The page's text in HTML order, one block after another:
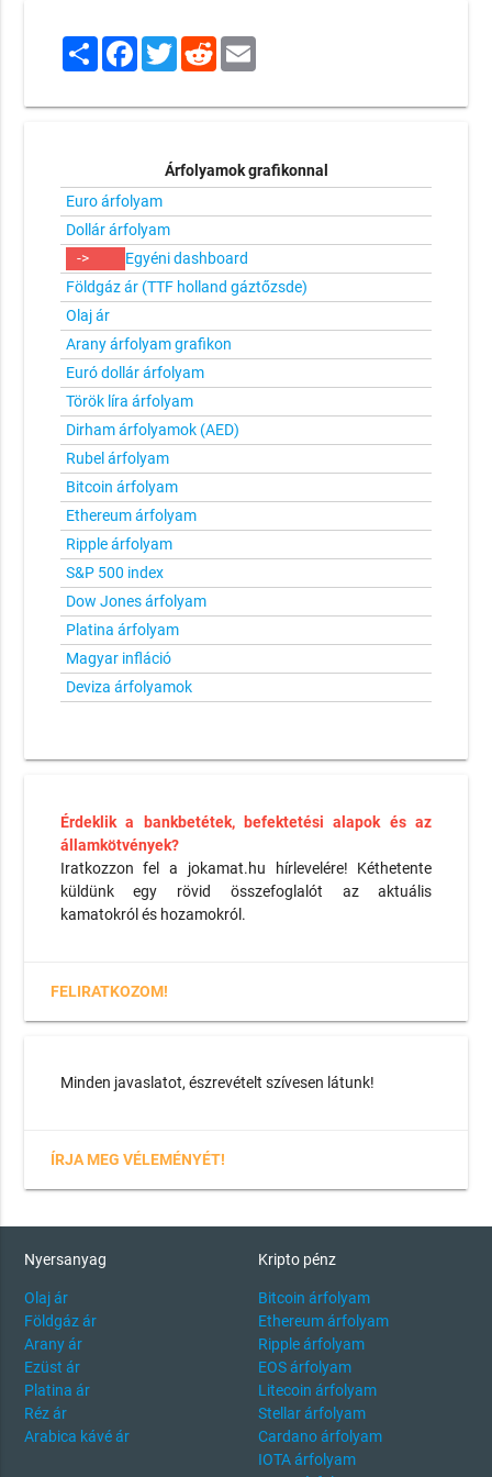
ShareFacebook
TwitterRedditEmail
Árfolyamok grafikonnal
Euro árfolyam
Dollár árfolyam
->
Egyéni dashboard
Földgáz ár (TTF holland gáztőzsde)
Olaj ár
Arany árfolyam grafikon
Euró dollár árfolyam
Török líra árfolyam
Dirham árfolyamok (AED)
Rubel árfolyam
Bitcoin árfolyam
Ethereum árfolyam
Ripple árfolyam
S&P 500 index
Dow Jones árfolyam
Platina árfolyam
Magyar infláció
Deviza árfolyamok
Érdeklik a bankbetétek, befektetési alapok és az
államkötvények?
Iratkozzon fel a jokamat.hu hírlevelére! Kéthetente
küldünk egy rövid összefoglalót az aktuális
kamatokról és hozamokról.
FELIRATKOZOM!
Minden javaslatot, észrevételt szívesen látunk!
ÍRJA MEG VÉLEMÉNYÉT!
Nyersanyag
Olaj ár
Földgáz ár
Arany ár
Ezüst ár
Platina ár
Réz ár
Arabica kávé ár
Kripto pénz
Bitcoin árfolyam
Ethereum árfolyam
Ripple árfolyam
EOS árfolyam
Litecoin árfolyam
Stellar árfolyam
Cardano árfolyam
IOTA árfolyam